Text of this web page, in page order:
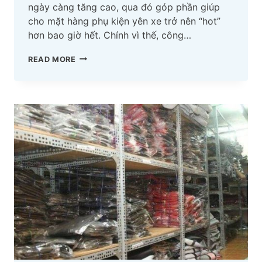
ngày càng tăng cao, qua đó góp phần giúp
cho mặt hàng phụ kiện yên xe trở nên “hot”
hơn bao giờ hết. Chính vì thế, công…
READ MORE LẤY
YÊN
XE
Ở
ĐÂU
UY
TÍN,
CHẤT
LƯỢNG?